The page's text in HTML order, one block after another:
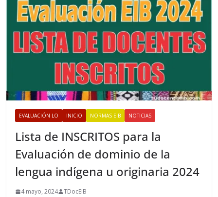
EVALUACIÓN LO INICIO NORMAS EIB NOTICIAS
Lista de INSCRITOS para la
Evaluación de dominio de la
lengua indígena u originaria 2024
4 mayo, 2024 TDocEIB